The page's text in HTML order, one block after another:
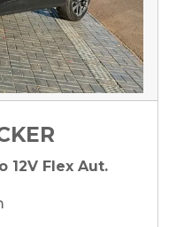
12V Flex Aut.